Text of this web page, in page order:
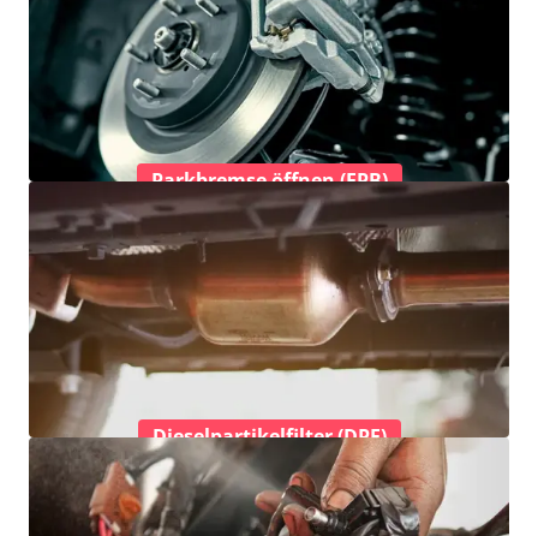
Parkbremse öffnen (EPB)
Dieselpartikelfilter (DPF)